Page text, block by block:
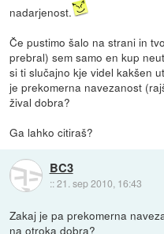
nadarjenost.
Če pustimo šalo na strani in
prebral) sem samo en kup
si ti slučajno kje videl kakšen
je prekomerna navezanost
žival dobra?
Ga lahko citiraš?
BC3
::21. sep 2010, 16:43
Zakaj je pa prekomerna
na otroka dobra?